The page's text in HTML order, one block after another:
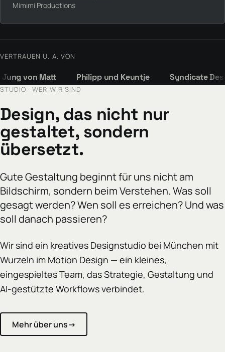
Mimimi Productions
VERTRAUEN U. A. VON
und Keuntje Syndicate Design VS Qloud
STUDIO · WER WIR SIND
Design, das nicht nur
gestaltet, sondern
übersetzt.
Gute Gestaltung beginnt für uns nicht am
Bildschirm, sondern beim Verstehen. Was soll
gesagt werden? Wen soll es erreichen? Und was
soll danach passieren?
Wir sind ein kreatives Designstudio bei München mit
Wurzeln im Motion Design — ein kleines,
eingespieltes Team, das Strategie, Gestaltung und
AI-gestützte Workflows verbindet.
Mehr über uns→